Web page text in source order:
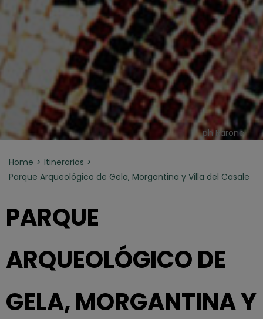
ph Barone
Home
Itinerarios
Parque Arqueológico de Gela, Morgantina y Villa del Casale
PARQUE
ARQUEOLÓGICO DE
GELA, MORGANTINA Y